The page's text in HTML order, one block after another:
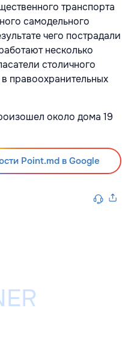
транспорта
самодельного
чего пострадали
несколько
столичного
правоохранительных
около дома 19
Point.md в Google